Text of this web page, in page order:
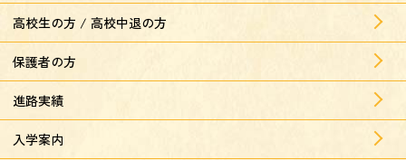
高校生の方 / 高校中退の方
保護者の方
進路実績
入学案内